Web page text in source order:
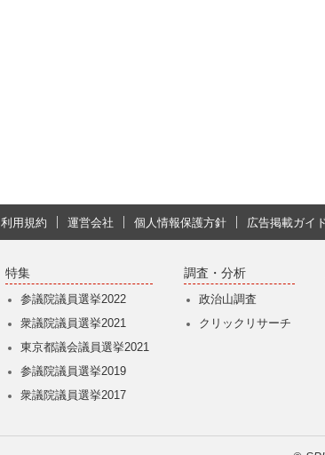
利用規約 運営会社 個人情報保護方針 広告掲載ガイ
特集
参議院議員選挙2022
衆議院議員選挙2021
東京都議会議員選挙2021
参議院議員選挙2019
衆議院議員選挙2017
調査・分析
政治山調査
クリックリサーチ